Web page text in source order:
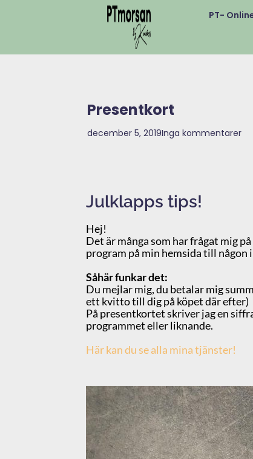
PT-
Presentkort
december 5, 2019Inga kommentarer
Julklapps tips!
Hej!
Det är många som har frågat mig
program på min hemsida till någon
Såhär funkar det:
Du mejlar mig, du betalar mig
ett kvitto till dig på köpet där efter)
På presentkortet skriver jag en
programmet eller liknande.
Här kan du se alla mina tjänster!